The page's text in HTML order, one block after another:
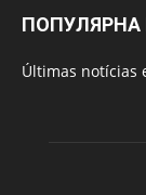
ПОПУЛЯРНА
Últimas notícias